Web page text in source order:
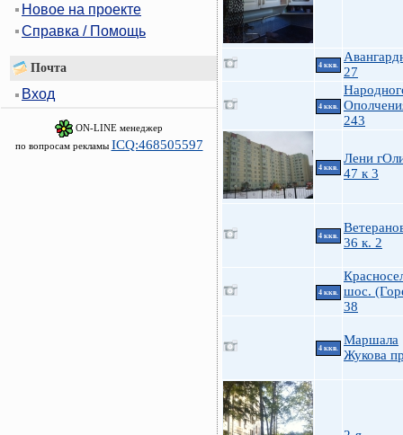
Новое на проекте
Справка / Помощь
Почта
Вход
ON-LINE менеджер
по вопросам рекламы ICQ:468505597
4 ккв.
27
4 ккв.
243
4 ккв.
Лени
47 к 3
4 ккв.
36 к. 2
4 ккв.
шос.
38
4 ккв.
Маршала
Жукова